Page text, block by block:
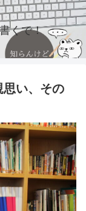
くで！
思い、その